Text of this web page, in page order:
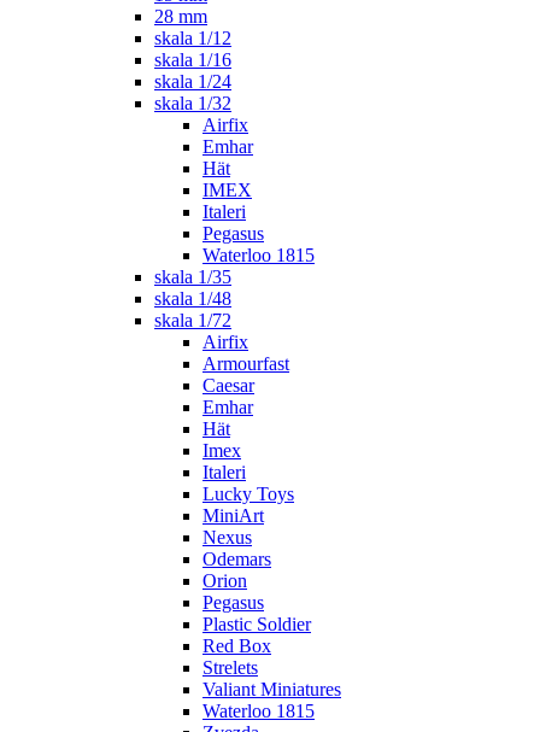
28 mm
skala 1/12
skala 1/16
skala 1/24
skala 1/32
Airfix
Emhar
Hät
IMEX
Italeri
Pegasus
Waterloo 1815
skala 1/35
skala 1/48
skala 1/72
Airfix
Armourfast
Caesar
Emhar
Hät
Imex
Italeri
Lucky Toys
MiniArt
Nexus
Odemars
Orion
Pegasus
Plastic Soldier
Red Box
Strelets
Valiant Miniatures
Waterloo 1815